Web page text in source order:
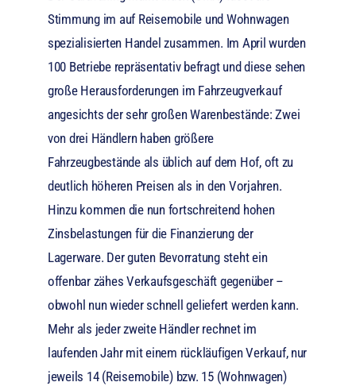
Stimmung im auf Reisemobile und Wohnwagen
spezialisierten Handel zusammen. Im April wurden
100 Betriebe repräsentativ befragt und diese sehen
große Herausforderungen im Fahrzeugverkauf
angesichts der sehr großen Warenbestände: Zwei
von drei Händlern haben größere
Fahrzeugbestände als üblich auf dem Hof, oft zu
deutlich höheren Preisen als in den Vorjahren.
Hinzu kommen die nun fortschreitend hohen
Zinsbelastungen für die Finanzierung der
Lagerware. Der guten Bevorratung steht ein
offenbar zähes Verkaufsgeschäft gegenüber –
obwohl nun wieder schnell geliefert werden kann.
Mehr als jeder zweite Händler rechnet im
laufenden Jahr mit einem rückläufigen Verkauf, nur
jeweils 14 (Reisemobile) bzw. 15 (Wohnwagen)